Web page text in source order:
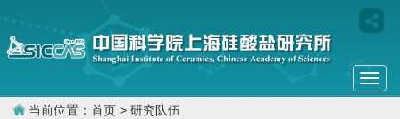
当前位置： 首页 > 研究队伍